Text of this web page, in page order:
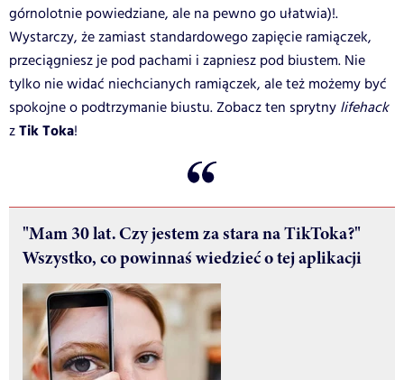
górnolotnie powiedziane, ale na pewno go ułatwia)!.
Wystarczy, że zamiast standardowego zapięcie ramiączek,
przeciągniesz je pod pachami i zapniesz pod biustem. Nie
tylko nie widać niechcianych ramiączek, ale też możemy być
spokojne o podtrzymanie biustu. Zobacz ten sprytny lifehack
zTik Toka!
"Mam 30 lat. Czy jestem za stara na TikToka?"
Wszystko, co powinnaś wiedzieć o tej aplikacji